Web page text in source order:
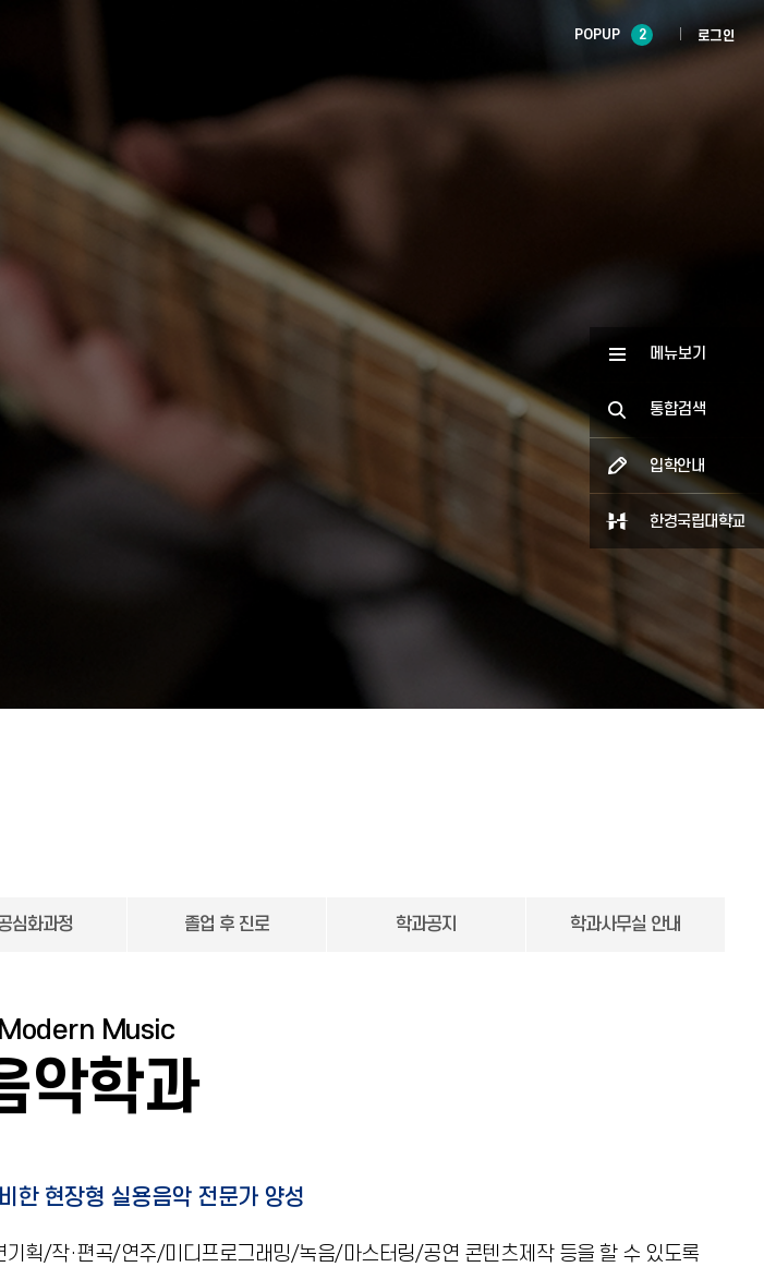
POPUP 2 로그인
메뉴보기
통합검색
입학안내
한경국립대학교
심화과정 졸업 후 진로 학과공지 학과사무실 안내
Music
악학과
한 현장형 실용음악 전문가 양성
획/작·편곡/연주/미디프로그래밍/녹음/마스터링/공연 콘텐츠제작 등을 할 수 있도록